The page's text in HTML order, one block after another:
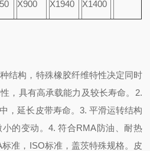
X900
X1940
X1400
结构，特殊橡胶纤维特性决定同时
，具有高承载能力及较长寿命。 2.
，延长皮带寿命。 3. 平滑运转结构
的变动。 4. 符合RMA防油、耐热
准，ISO标准，盖茨特殊规格。
皮